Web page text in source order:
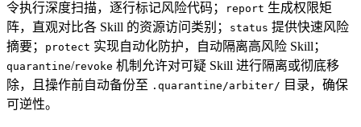
令执行深度扫描，逐行标记风险代码；
report 生成权限矩
阵，直观对比各 Skill 的资源访问类别；
status 提供快速风险
摘要；
protect 实现自动化防护，自动隔离高风险 Skill；
quarantine/revoke 机制允许对可疑 Skill 进行隔离或彻底移
除，且操作前自动备份至 .quarantine/arbiter/ 目录，确保
可逆性。